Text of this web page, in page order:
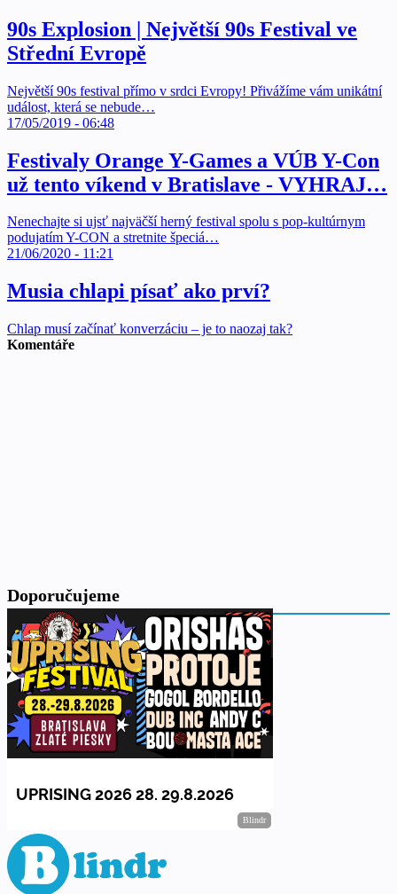
90s Explosion | Největší 90s Festival ve
Střední Evropě
Největší 90s festival přímo v srdci Evropy! Přivážíme vám unikátní
událost, která se nebude…
17/05/2019 - 06:48
Festivaly Orange Y-Games a VÚB Y-Con
už tento víkend v Bratislave - VYHRAJ…
Nenechajte si ujsť najväčší herný festival spolu s pop-kultúrnym
podujatím Y-CON a stretnite špeciá…
21/06/2020 - 11:21
Musia chlapi písať ako prví?
Chlap musí začínať konverzáciu – je to naozaj tak?
Komentáře
Doporučujeme